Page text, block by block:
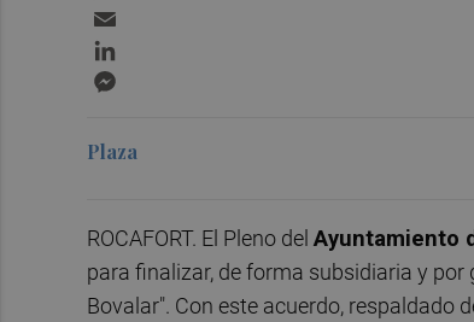
Plaza
ROCAFORT. El Pleno del Ayuntamiento
para finalizar, de forma subsidiaria y por
Bovalar". Con este acuerdo,